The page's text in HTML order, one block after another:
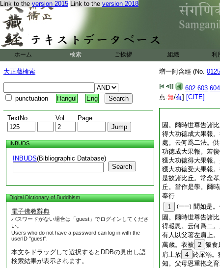
Link to the version 2015 Link to the version 2018
ホーム 検索 ご挨拶 組織 利
大正蔵検索
punctuation Hangul Eng
TextNo. Vol. Page
INBUDS
INBUDS(Bibliographic Database)
Search
Digital Dictionary of Buddhism
電子佛教辭典
パスワードがない場合は「guest」でログインしてくださ
い。
Users who do not have a password can log in with the
userID "guest".
本文をドラッグして選択するとDDBの見出し語
検索結果が表示されます。
増一阿含經 (No.
602 603 604
点:無/有] [CITE]
園。爾時世尊告諸
得大功徳成大果報
處。云何爲二法。
功徳成大果報。若
獲大功徳得大果報
獲大功徳受大果報
是故諸比丘。常念
丘。當作是學。爾
奉行
1
(一一) 聞如是
園。爾時世尊告諸
得報恩。云何爲二
有人以父著左肩上
萬歳。衣被 2 飯食
肩上放 4 於屎溺。
知。父母恩重抱之